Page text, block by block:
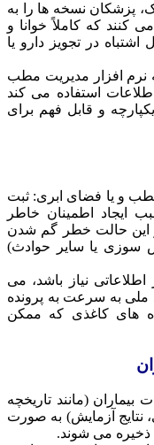
پزشکان نسخه‌ ها را به‌
که کاملاً خوانا و
در تجویز دارو یا
نرم ‌افزار مدیریت مطب
استفاده می‌ کند
و قابل‌ فهم برای
و یا فضای ابری: ثبت
ایجاد اطمینان خاطر
این حالت خطر گم شدن
سوزی یا سایر حوادث)
نیاز باشد، می‌
ملی به ‌سرعت به پرونده
های کاغذی که ممکن
(مانند تاریخچه
نتایج آزمایش) به‌ صورت
می‌ شوند.